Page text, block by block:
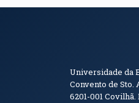
Universidade da
Convento de Sto.
6201-001Covilhã.